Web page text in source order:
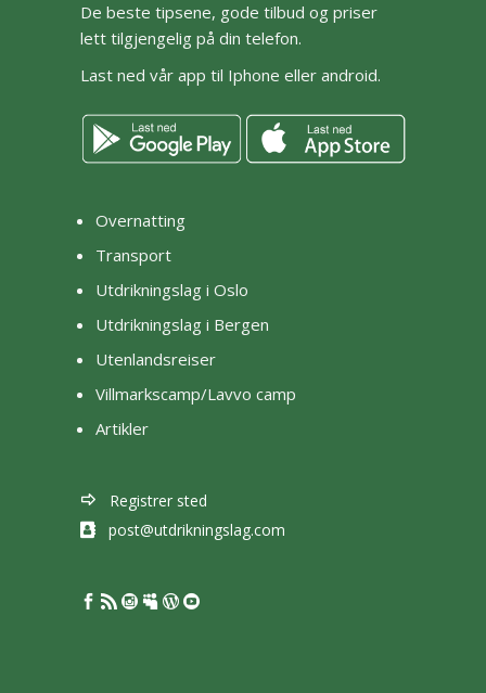
De beste tipsene, gode tilbud og priser
lett tilgjengelig på din telefon.
Last ned vår app til Iphone eller android.
Overnatting
Transport
Utdrikningslag i Oslo
Utdrikningslag i Bergen
Utenlandsreiser
Villmarkscamp/Lavvo camp
Artikler
Registrer sted
post@utdrikningslag.com